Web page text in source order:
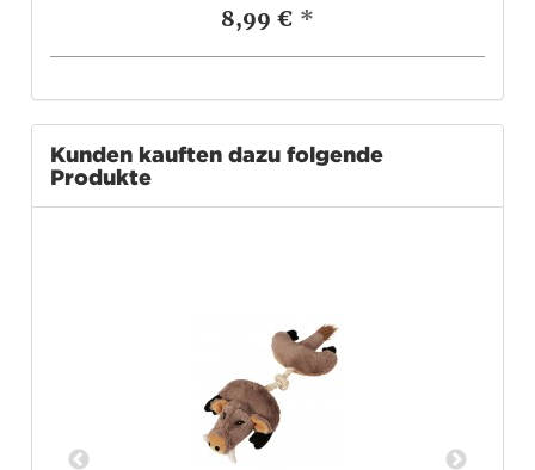
8,99 € *
Kunden kauften dazu folgende
Produkte